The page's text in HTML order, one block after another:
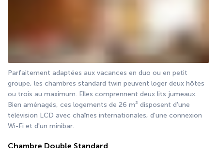
Parfaitement adaptées aux vacances en duo ou en petit
groupe, les chambres standard twin peuvent loger deux hôtes
ou trois au maximum. Elles comprennent deux lits jumeaux.
Bien aménagés, ces logements de 26 m² disposent d'une
télévision LCD avec chaînes internationales, d'une connexion
Wi-Fi et d'un minibar.
Chambre Double Standard